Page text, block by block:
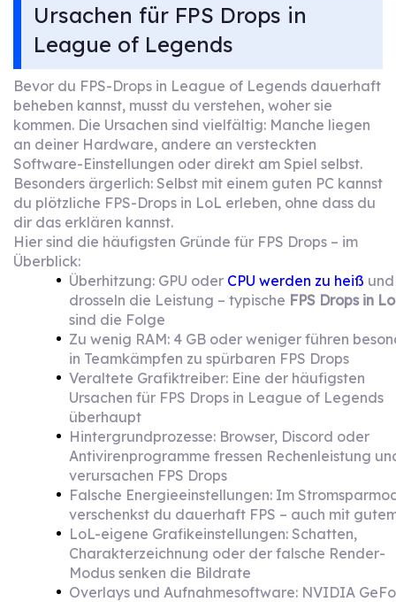
Ursachen für FPS Drops in
League of Legends
Bevor du FPS-Drops in League of Legends dauerhaft
beheben kannst, musst du verstehen, woher sie
kommen. Die Ursachen sind vielfältig: Manche liegen
an deiner Hardware, andere an versteckten
Software-Einstellungen oder direkt am Spiel selbst.
Besonders ärgerlich: Selbst mit einem guten PC kannst
du plötzliche FPS-Drops in LoL erleben, ohne dass du
dir das erklären kannst.
Hier sind die häufigsten Gründe für FPS Drops – im
Überblick:
Überhitzung: GPU oder CPU werden zu heiß und
drosseln die Leistung – typische FPS Drops in
sind die Folge
Zu wenig RAM: 4 GB oder weniger führen
in Teamkämpfen zu spürbaren FPS Drops
Veraltete Grafiktreiber: Eine der häufigsten
Ursachen für FPS Drops in League of Legends
überhaupt
Hintergrundprozesse: Browser, Discord oder
Antivirenprogramme fressen Rechenleistung
verursachen FPS Drops
Falsche Energieeinstellungen: Im
verschenkst du dauerhaft FPS – auch mit
LoL-eigene Grafikeinstellungen: Schatten,
Charakterzeichnung oder der falsche Render-
Modus senken die Bildrate
Overlays und Aufnahmesoftware: NVIDIA